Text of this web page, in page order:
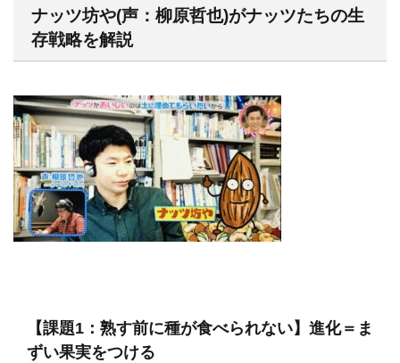
ナッツ坊や(声：柳原哲也)がナッツたちの生
存戦略を解説
【課題1：熟す前に種が食べられない】進化＝ま
ずい果実をつける